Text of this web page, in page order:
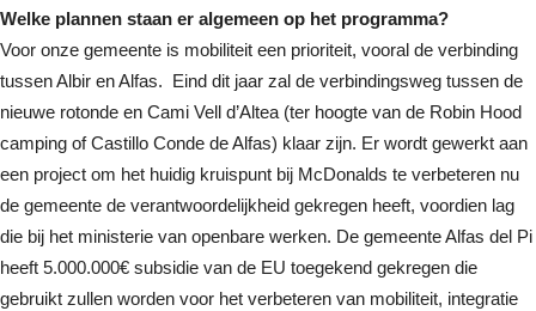
Welke plannen staan er algemeen op het programma?
Voor onze gemeente is mobiliteit een prioriteit, vooral de verbinding
tussen Albir en Alfas. Eind dit jaar zal de verbindingsweg tussen de
nieuwe rotonde en Cami Vell d’Altea (ter hoogte van de Robin Hood
camping of Castillo Conde de Alfas) klaar zijn. Er wordt gewerkt aan
een project om het huidig kruispunt bij McDonalds te verbeteren nu
de gemeente de verantwoordelijkheid gekregen heeft, voordien lag
die bij het ministerie van openbare werken. De gemeente Alfas del Pi
heeft 5.000.000€ subsidie van de EU toegekend gekregen die
gebruikt zullen worden voor het verbeteren van mobiliteit, integratie